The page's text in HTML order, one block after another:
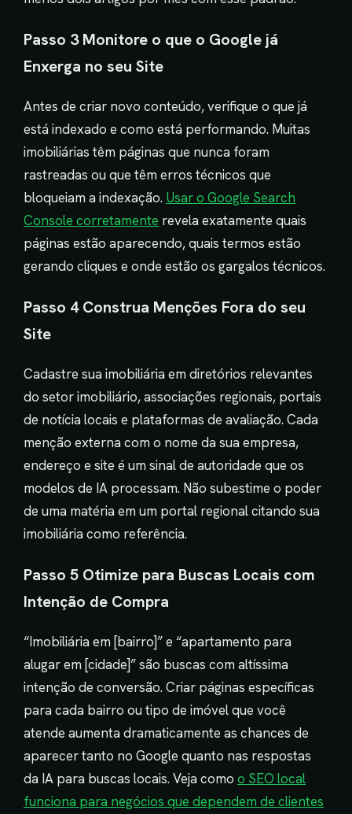
Passo 3 Monitore o que o Google já
Enxerga no seu Site
Antes de criar novo conteúdo, verifique o que já
está indexado e como está performando. Muitas
imobiliárias têm páginas que nunca foram
rastreadas ou que têm erros técnicos que
bloqueiam a indexação. Usar o Google Search
Console corretamente revela exatamente quais
páginas estão aparecendo, quais termos estão
gerando cliques e onde estão os gargalos técnicos.
Passo 4 Construa Menções Fora do seu
Site
Cadastre sua imobiliária em diretórios relevantes
do setor imobiliário, associações regionais, portais
de notícia locais e plataformas de avaliação. Cada
menção externa com o nome da sua empresa,
endereço e site é um sinal de autoridade que os
modelos de IA processam. Não subestime o poder
de uma matéria em um portal regional citando sua
imobiliária como referência.
Passo 5 Otimize para Buscas Locais com
Intenção de Compra
“Imobiliária em [bairro]” e “apartamento para
alugar em [cidade]” são buscas com altíssima
intenção de conversão. Criar páginas específicas
para cada bairro ou tipo de imóvel que você
atende aumenta dramaticamente as chances de
aparecer tanto no Google quanto nas respostas
da IA para buscas locais. Veja como o SEO local
funciona para negócios que dependem de clientes